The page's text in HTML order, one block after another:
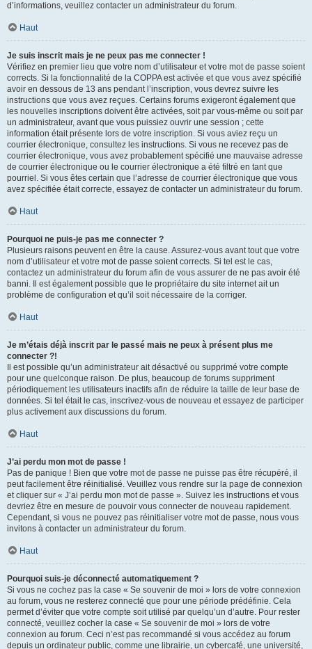
d’informations, veuillez contacter un administrateur du forum.
Haut
Je suis inscrit mais je ne peux pas me connecter !
Vérifiez en premier lieu que votre nom d’utilisateur et votre mot de passe soient
corrects. Si la fonctionnalité de la COPPA est activée et que vous avez spécifié
avoir en dessous de 13 ans pendant l’inscription, vous devrez suivre les
instructions que vous avez reçues. Certains forums exigeront également que
les nouvelles inscriptions doivent être activées, soit par vous-même ou soit par
un administrateur, avant que vous puissiez ouvrir une session ; cette
information était présente lors de votre inscription. Si vous aviez reçu un
courrier électronique, consultez les instructions. Si vous ne recevez pas de
courrier électronique, vous avez probablement spécifié une mauvaise adresse
de courrier électronique ou le courrier électronique a été filtré en tant que
pourriel. Si vous êtes certain que l’adresse de courrier électronique que vous
avez spécifiée était correcte, essayez de contacter un administrateur du forum.
Haut
Pourquoi ne puis-je pas me connecter ?
Plusieurs raisons peuvent en être la cause. Assurez-vous avant tout que votre
nom d’utilisateur et votre mot de passe soient corrects. Si tel est le cas,
contactez un administrateur du forum afin de vous assurer de ne pas avoir été
banni. Il est également possible que le propriétaire du site internet ait un
problème de configuration et qu’il soit nécessaire de la corriger.
Haut
Je m’étais déjà inscrit par le passé mais ne peux à présent plus me
connecter ?!
Il est possible qu’un administrateur ait désactivé ou supprimé votre compte
pour une quelconque raison. De plus, beaucoup de forums suppriment
périodiquement les utilisateurs inactifs afin de réduire la taille de leur base de
données. Si tel était le cas, inscrivez-vous de nouveau et essayez de participer
plus activement aux discussions du forum.
Haut
J’ai perdu mon mot de passe !
Pas de panique ! Bien que votre mot de passe ne puisse pas être récupéré, il
peut facilement être réinitialisé. Veuillez vous rendre sur la page de connexion
et cliquer sur « J’ai perdu mon mot de passe ». Suivez les instructions et vous
devriez être en mesure de pouvoir vous connecter de nouveau rapidement.
Cependant, si vous ne pouvez pas réinitialiser votre mot de passe, nous vous
invitons à contacter un administrateur du forum.
Haut
Pourquoi suis-je déconnecté automatiquement ?
Si vous ne cochez pas la case « Se souvenir de moi » lors de votre connexion
au forum, vous ne resterez connecté que pour une période prédéfinie. Cela
permet d’éviter que votre compte soit utilisé par quelqu’un d’autre. Pour rester
connecté, veuillez cocher la case « Se souvenir de moi » lors de votre
connexion au forum. Ceci n’est pas recommandé si vous accédez au forum
depuis un ordinateur public, comme une librairie, un cybercafé, une université,